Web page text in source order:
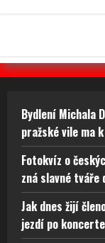
Bydlení Michala
pražské vile ma
Fotokvíz o
zná slavné tváře
Jak dnes žijí
jezdí po